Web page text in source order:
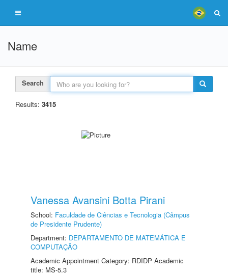
Name
Search
Results: 3415
Vanessa Avansini Botta Pirani
School: Faculdade de Ciências e Tecnologia (Câmpus
de Presidente Prudente)
Department: DEPARTAMENTO DE MATEMÁTICA E
COMPUTAÇÃO
Academic Appointment Category: RDIDP Academic
title: MS-5.3